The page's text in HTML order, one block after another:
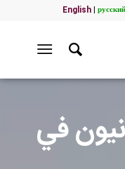
English| русский
في